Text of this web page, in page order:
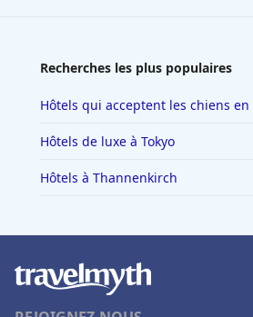
Recherches les plus populaires
Hôtels qui acceptent les chiens
Hôtels de luxe à Tokyo
Hôtels à Thannenkirch